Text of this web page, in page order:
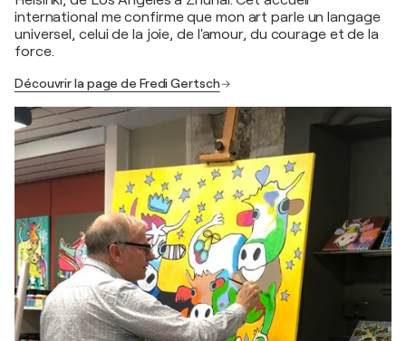
international me confirme que mon art parle un langage
universel, celui de la joie, de l'amour, du courage et de la
force.
Découvrir la page de Fredi Gertsch